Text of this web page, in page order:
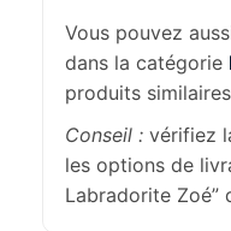
Vous pouvez
dans la catégorie
produits
Conseil : vérifiez
les options de
Labradorite Zoé”